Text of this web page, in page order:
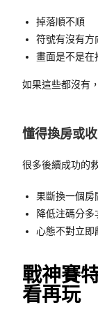
掉落順不順
符號有沒有方
畫面是不是在
如果這些都沒有
懂得換房或
很多後續成功的
果斷換一個房
降低注碼分多
心態不對立即
戰神賽
看再玩